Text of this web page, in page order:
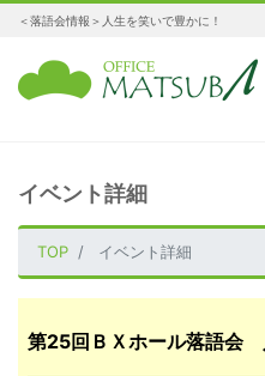
＜落語会情報＞人生を笑いで豊かに！
イベント詳細
TOP イベント詳細
第25回ＢＸホール落語会